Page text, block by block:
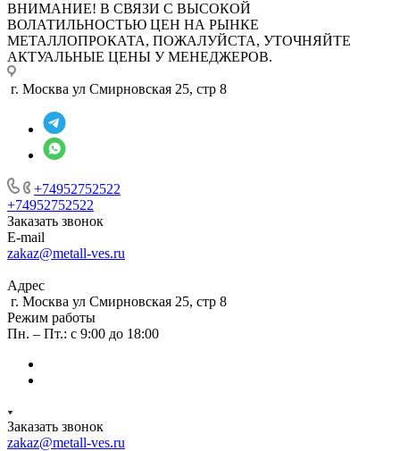
ВНИМАНИЕ! В СВЯЗИ С ВЫСОКОЙ
ВОЛАТИЛЬНОСТЬЮ ЦЕН НА РЫНКЕ
МЕТАЛЛОПРОКАТА, ПОЖАЛУЙСТА, УТОЧНЯЙТЕ
АКТУАЛЬНЫЕ ЦЕНЫ У МЕНЕДЖЕРОВ.
г. Москва ул Смирновская 25, стр 8
+74952752522
+74952752522
Заказать звонок
E-mail
zakaz@metall-ves.ru
Адрес
г. Москва ул Смирновская 25, стр 8
Режим работы
Пн. – Пт.: с 9:00 до 18:00
Заказать звонок
zakaz@metall-ves.ru